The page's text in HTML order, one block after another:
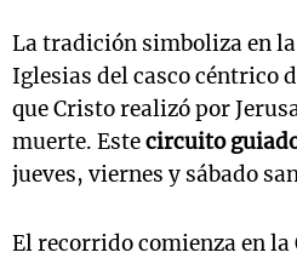
La tradición simboliza en
Iglesias del casco céntrico
que Cristo realizó por
muerte. Estecircuito
jueves, viernes y sábado
El recorrido comienza en